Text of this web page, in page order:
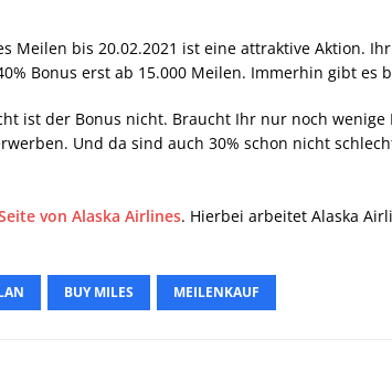
Meilen bis 20.02.2021 ist eine attraktive Aktion.
Bonus erst ab 15.000 Meilen. Immerhin gibt es
ist der Bonus nicht. Braucht Ihr nur noch
Und da sind auch 30% schon nicht
von Alaska Airlines. Hierbei arbeitet Alaska
BUY MILES MEILENKAUF